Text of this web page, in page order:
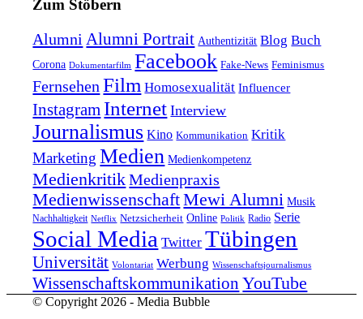
Zum Stöbern
Alumni Alumni Portrait Authentizität Blog Buch
Corona Dokumentarfilm Facebook Fake-News Feminismus
Fernsehen Film Homosexualität Influencer
Instagram Internet Interview
Journalismus Kino Kommunikation Kritik
Marketing Medien Medienkompetenz
Medienkritik Medienpraxis
MedienwissenschaftMewi Alumni Musik
Nachhaltigkeit Netflix Netzsicherheit Online Politik Radio Serie
Social Media Twitter Tübingen
Universität Volontariat Werbung Wissenschaftsjournalismus
Wissenschaftskommunikation YouTube
© Copyright 2026 - Media Bubble